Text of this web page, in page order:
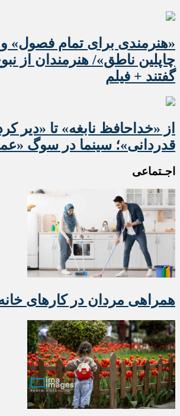
«هنرمندی برای تمام فصول»
چاپلین ناطق»/ هنرمندان از
گفتند + فیلم
از «خداحافظ نابغه» تا «دیر
قدردانی»؛ سینما در سوگ
اجـتماعی
همراهی مردان در کارهای